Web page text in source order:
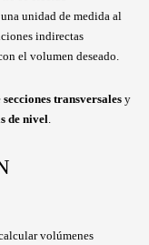
unidad de medida al
indirectas
el volumen deseado.
secciones transversalesy
de nivel
volúmenes